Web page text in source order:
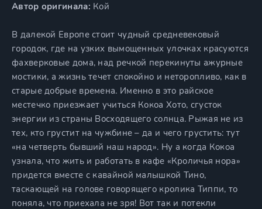
Автор оригинала: Кой
В далекой Европе стоит чудный средневековый
городок, где на узких вымощенных улочках красуются
фахверковые дома, над речкой перекинуты ажурные
мостики, а жизнь течет спокойно и неторопливо, как в
старые добрые времена. Именно в это райское
местечко приезжает учиться Кокоа Хото, сгусток
энергии из страны Восходящего солнца. Рыжая не из
тех, кто грустит на чужбине – да и чего грустить: тут
«на четверть бывший наш народ». Ну а когда Кокоа
узнала, что жить и работать в кафе «Кроличья нора»
придется вместе с кавайной малышкой Тино,
таскающей на голове говорящего кролика Типпи, то
поняла, что приехала не зря! Вот так и потекли